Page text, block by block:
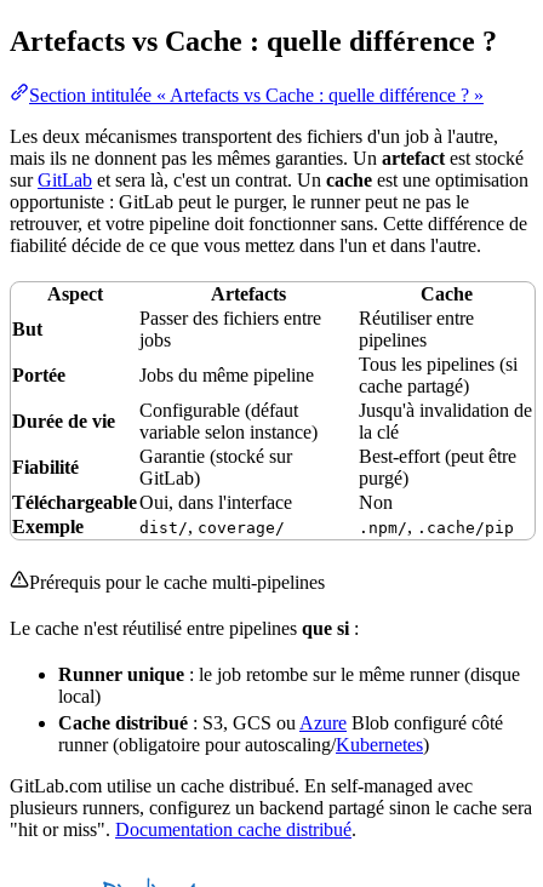
Artefacts vs Cache : quelle différence ?
Section intitulée « Artefacts vs Cache : quelle différence ? »
Les deux mécanismes transportent des fichiers d'un job à l'autre,
mais ils ne donnent pas les mêmes garanties. Un artefact est stocké
surGitLab et sera là, c'est un contrat. Un cache est une optimisation
opportuniste : GitLab peut le purger, le runnerpeut ne pas le
retrouver, et votre pipeline doit fonctionner sans. Cette différence de
fiabilité décide de ce que vous mettez dans l'un et dans l'autre.
Aspect Artefacts
Cache
But
Passer des fichiers entre
jobs
Réutiliser entre
pipelines
Portée
Jobs du même pipeline
Tous les pipelines (si
cache partagé)
Durée de vie
Configurable (défaut
variable selon instance)
Jusqu'à invalidation de
la clé
Fiabilité
Garantie (stocké sur
GitLab)
Best-effort (peut être
purgé)
TéléchargeableOui, dans l'interface
Non
Exemple
dist/, coverage/ .npm/, .cache/pip
Prérequis pour le cache multi-pipelines
Le cache n'est réutilisé entre pipelines que si :
Runner unique : le job retombe sur le même runner (disque
local)
Cache distribué : S3, GCS ou Azure Blob configuré côté
runner (obligatoire pourautoscaling/Kubernetes)
GitLab.com utilise un cache distribué. En self-managed avec
plusieurs runners, configurez un backend partagé sinon le cache sera
"hit or miss". Documentation cache distribué.